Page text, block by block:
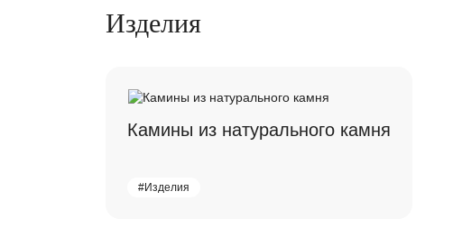
Изделия
Камины из натурального камня
#Изделия